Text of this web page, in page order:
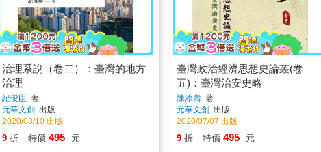
治理系說（卷二）：臺灣的地方
治理
紀俊臣 著
元華文創 出版
2020/08/10 出版
9 折 特價 495 元
臺灣政治經濟思想史論叢(卷
五)：臺灣治安史略
陳添壽著
元華文創 出版
2020/07/07 出版
9 折 特價 495 元